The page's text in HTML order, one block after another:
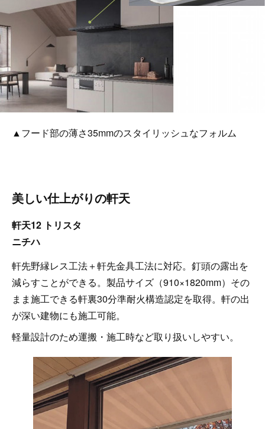
▲フード部の薄さ35mmのスタイリッシュなフォルム
美しい仕上がりの軒天
軒天12 トリスタ
ニチハ
軒先野縁レス工法＋軒先金具工法に対応。釘頭の露出を
減らすことができる。製品サイズ（910×1820mm）その
まま施工できる軒裏30分準耐火構造認定を取得。軒の出
が深い建物にも施工可能。
軽量設計のため運搬・施工時など取り扱いしやすい。